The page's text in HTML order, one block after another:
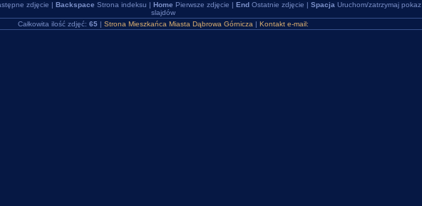
zdjęcie | Backspace Strona indeksu | Home Pierwsze zdjęcie | EndOstatnie zdjęcie | Spacja Uruchom/zatrzymaj pokaz
slajdów
Całkowita ilość zdjęć: 65 | Strona Mieszkańca Miasta Dąbrowa Górnicza | Kontakt e-mail: